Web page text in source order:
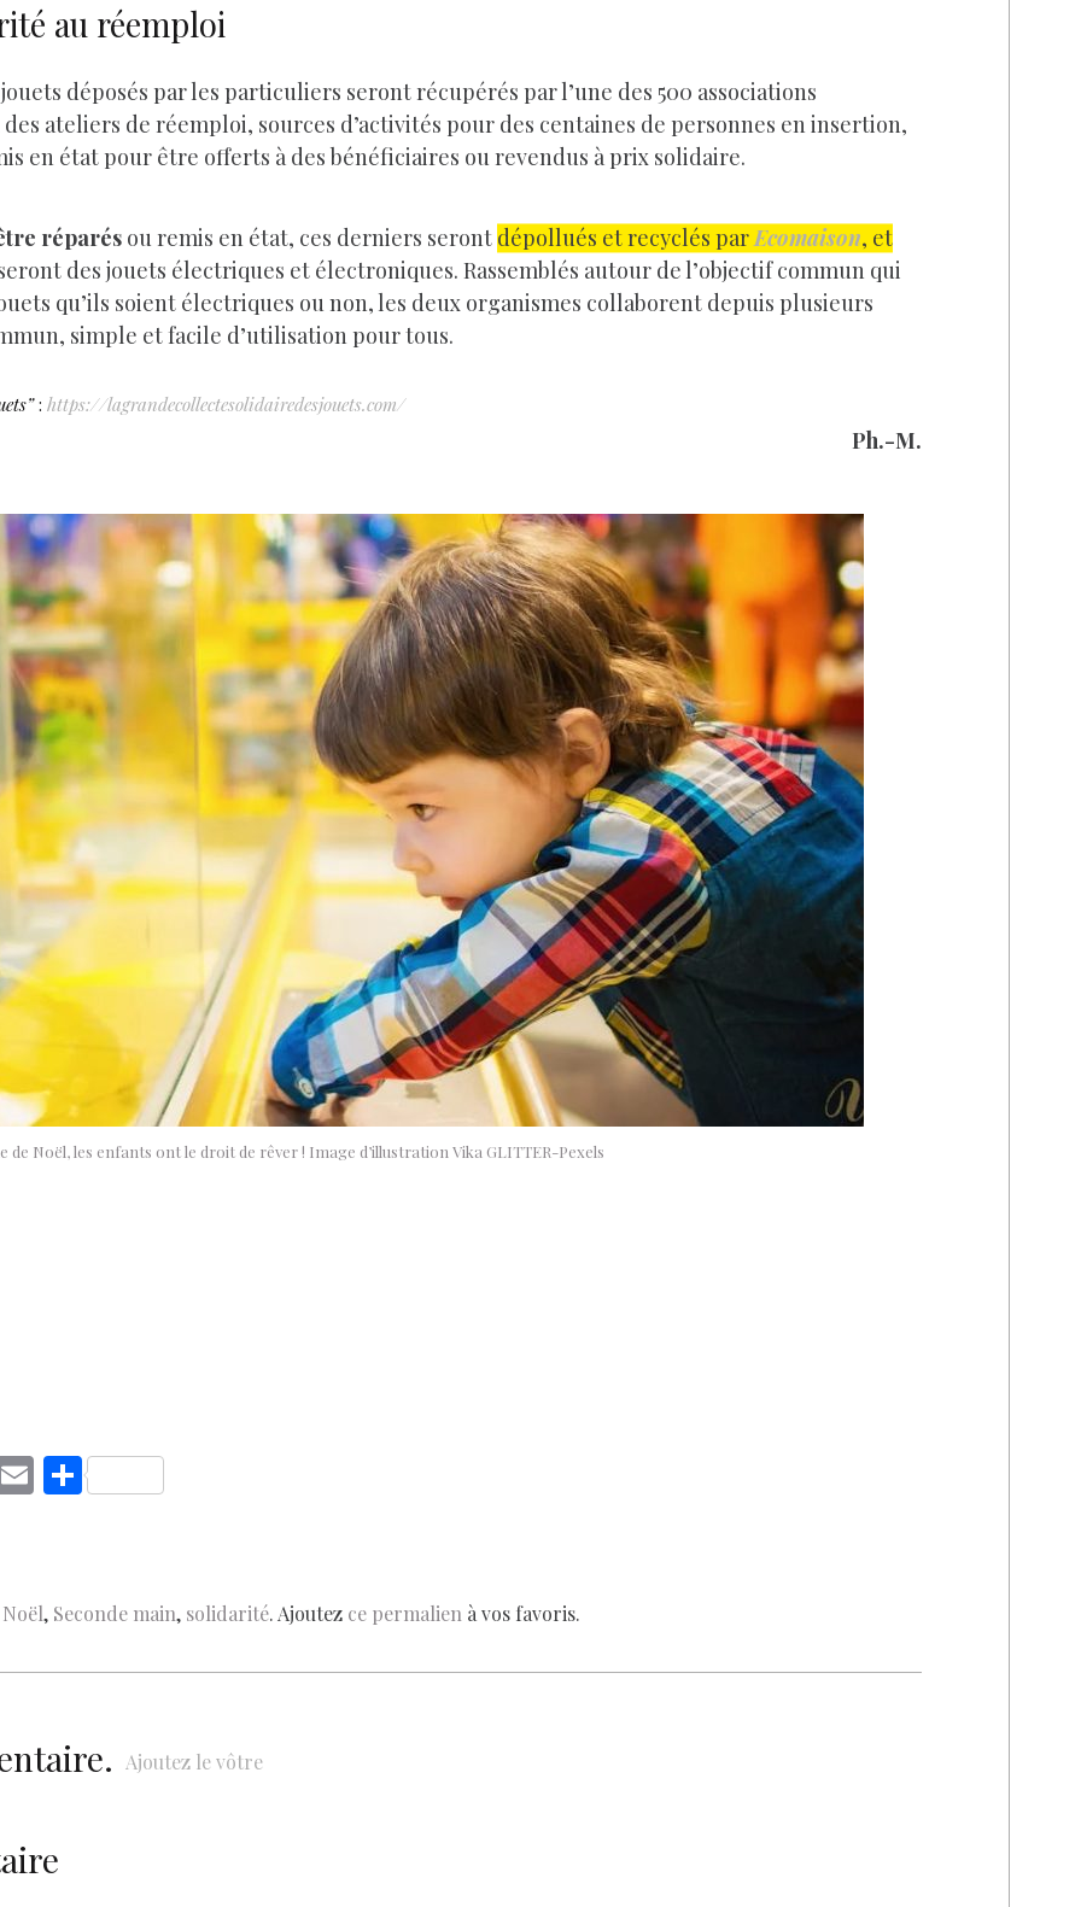
au réemploi
déposés par les particuliers seront récupérés par l’une des 500 associations
ateliers de réemploi, sources d’activités pour des centaines de personnes en insertion,
en état pour être offerts à des bénéficiaires ou revendus à prix solidaire.
réparés ou remis en état, ces derniers seront dépollués et recyclés parEcomaison, et
des jouets électriques et électroniques. Rassemblés autour de l’objectif commun qui
qu’ils soient électriques ou non, les deux organismes collaborent depuis plusieurs
simple et facile d’utilisation pour tous.
: https://lagrandecollectesolidairedesjouets.com/
Ph.-M.
de Noël, les enfants ont le droit de rêver ! Image d’illustration Vika GLITTER-Pexels
E S
Noël, Seconde main, solidarité. Ajoutez ce permalien à vos favoris.
Ajoutez le vôtre